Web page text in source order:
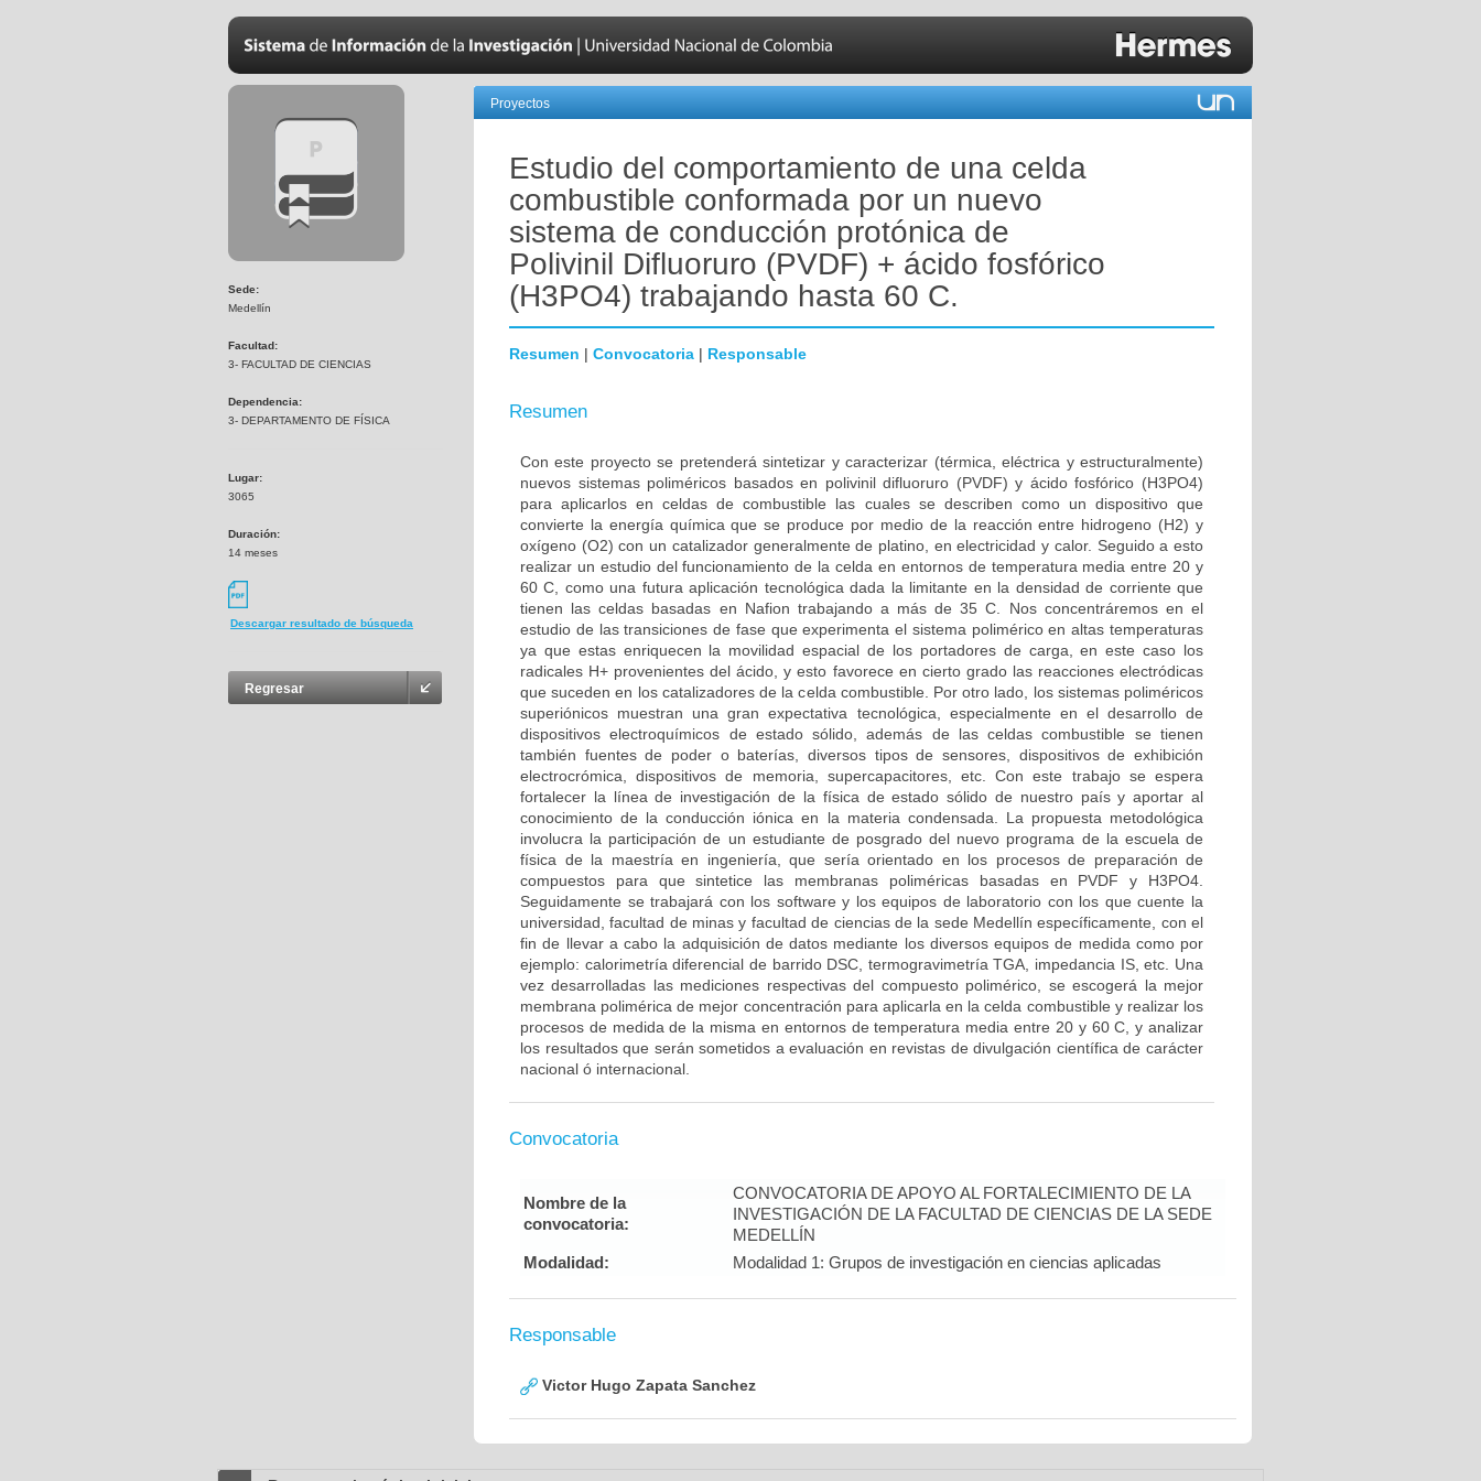
Sede:
Medellín
Facultad:
3- FACULTAD DE CIENCIAS
Dependencia:
3- DEPARTAMENTO DE FÍSICA
Lugar:
3065
Duración:
14 meses
Descargar resultado de búsqueda
Regresar
Proyectos
Estudio del comportamiento de una celda
combustible conformada por un nuevo
sistema de conducción protónica de
Polivinil Difluoruro (PVDF) + ácido fosfórico
(H3PO4) trabajando hasta 60 C.
Resumen | Convocatoria | Responsable
Resumen
Con este proyecto se pretenderá sintetizar y caracterizar (térmica, eléctrica y estructuralmente)
nuevos sistemas poliméricos basados en polivinil difluoruro (PVDF) y ácido fosfórico (H3PO4)
para aplicarlos en celdas de combustible las cuales se describen como un dispositivo que
convierte la energía química que se produce por medio de la reacción entre hidrogeno (H2) y
oxígeno (O2) con un catalizador generalmente de platino, en electricidad y calor. Seguido a esto
realizar un estudio del funcionamiento de la celda en entornos de temperatura media entre 20 y
60 C, como una futura aplicación tecnológica dada la limitante en la densidad de corriente que
tienen las celdas basadas en Nafion trabajando a más de 35 C. Nos concentráremos en el
estudio de las transiciones de fase que experimenta el sistema polimérico en altas temperaturas
ya que estas enriquecen la movilidad espacial de los portadores de carga, en este caso los
radicales H+ provenientes del ácido, y esto favorece en cierto grado las reacciones electródicas
que suceden en los catalizadores de la celda combustible. Por otro lado, los sistemas poliméricos
superiónicos muestran una gran expectativa tecnológica, especialmente en el desarrollo de
dispositivos electroquímicos de estado sólido, además de las celdas combustible se tienen
también fuentes de poder o baterías, diversos tipos de sensores, dispositivos de exhibición
electrocrómica, dispositivos de memoria, supercapacitores, etc. Con este trabajo se espera
fortalecer la línea de investigación de la física de estado sólido de nuestro país y aportar al
conocimiento de la conducción iónica en la materia condensada. La propuesta metodológica
involucra la participación de un estudiante de posgrado del nuevo programa de la escuela de
física de la maestría en ingeniería, que sería orientado en los procesos de preparación de
compuestos para que sintetice las membranas poliméricas basadas en PVDF y H3PO4.
Seguidamente se trabajará con los software y los equipos de laboratorio con los que cuente la
universidad, facultad de minas y facultad de ciencias de la sede Medellín específicamente, con el
fin de llevar a cabo la adquisición de datos mediante los diversos equipos de medida como por
ejemplo: calorimetría diferencial de barrido DSC, termogravimetría TGA, impedancia IS, etc. Una
vez desarrolladas las mediciones respectivas del compuesto polimérico, se escogerá la mejor
membrana polimérica de mejor concentración para aplicarla en la celda combustible y realizar los
procesos de medida de la misma en entornos de temperatura media entre 20 y 60 C, y analizar
los resultados que serán sometidos a evaluación en revistas de divulgación científica de carácter
nacional ó internacional.
Convocatoria
Nombre de la
convocatoria:
CONVOCATORIA DE APOYO AL FORTALECIMIENTO DE LA
INVESTIGACIÓN DE LA FACULTAD DE CIENCIAS DE LA SEDE
MEDELLÍN
Modalidad:
Modalidad 1: Grupos de investigación en ciencias aplicadas
Responsable
Victor Hugo Zapata Sanchez